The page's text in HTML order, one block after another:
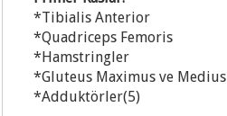
*Tibialis Anterior
*Quadriceps Femoris
*Hamstringler
*G luteus Maximus ve Medius
*Adduktörler(5)